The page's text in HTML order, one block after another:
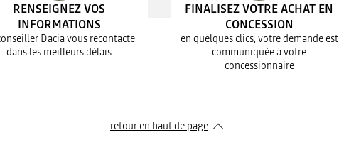
RENSEIGNEZ VOS
INFORMATIONS
Dacia vous recontacte
dans les meilleurs délais
FINALISEZ VOTRE ACHAT EN
CONCESSION
en quelques clics, votre demande est
communiquée à votre
concessionnaire
retour en haut de page​